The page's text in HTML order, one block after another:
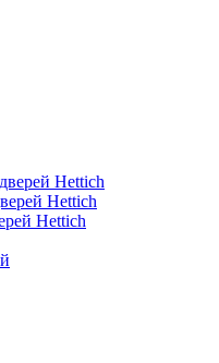
Hettich
Hettich
Hettich